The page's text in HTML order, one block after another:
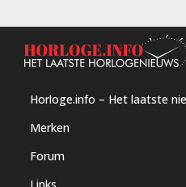
Horloge.info – Het laatste
Merken
Forum